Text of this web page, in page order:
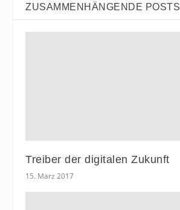
ZUSAMMENHÄNGENDE POSTS
Treiber der digitalen Zukunft
15. März 2017